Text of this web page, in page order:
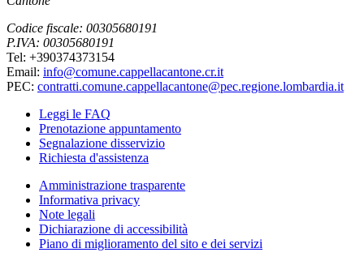
Codice fiscale: 00305680191
P.IVA: 00305680191
Tel: +390374373154
Email: info@comune.cappellacantone.cr.it
PEC: contratti.comune.cappellacantone@pec.regione.lombardia.it
Leggi le FAQ
Prenotazione appuntamento
Segnalazione disservizio
Richiesta d'assistenza
Amministrazione trasparente
Informativa privacy
Note legali
Dichiarazione di accessibilità
Piano di miglioramento del sito e dei servizi